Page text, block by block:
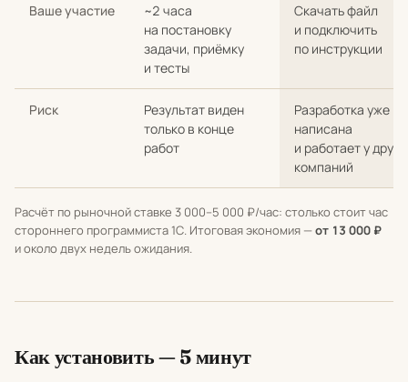
Ваше участие
~2 часа
на постановку
задачи, приёмку
и тесты
Скачать файл
и подключить
по инструкции
Риск
Результат виден
только в конце
работ
Разработка уже
написана
и работает у
компаний
Расчёт по рыночной ставке 3 000–5 000 ₽/час: столько стоит час
стороннего программиста 1С. Итоговая экономия —от 13 000 ₽
и около двух недель ожидания.
Как установить — 5 минут